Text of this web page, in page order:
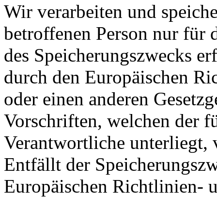
Wir verarbeiten und
betroffenen Person nur für
des Speicherungszwecks
durch den Europäischen
oder einen anderen
Vorschriften, welchen der
Verantwortliche unterliegt,
Entfällt der
Europäischen Richtlinien-